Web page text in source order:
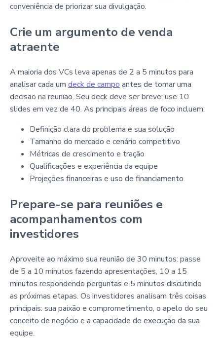
conveniência de priorizar sua divulgação.
Crie um argumento de venda
atraente
A maioria dos VCs leva apenas de 2 a 5 minutos para
analisar cada um deck de campo antes de tomar uma
decisão na reunião. Seu deck deve ser breve: use 10
slides em vez de 40. As principais áreas de foco incluem:
Definição clara do problema e sua solução
Tamanho do mercado e cenário competitivo
Métricas de crescimento e tração
Qualificações e experiência da equipe
Projeções financeiras e uso de financiamento
Prepare-se para reuniões e
acompanhamentos com
investidores
Aproveite ao máximo sua reunião de 30 minutos: passe
de 5 a 10 minutos fazendo apresentações, 10 a 15
minutos respondendo perguntas e 5 minutos discutindo
as próximas etapas. Os investidores analisam três coisas
principais: sua paixão e comprometimento, o apelo do seu
conceito de negócio e a capacidade de execução da sua
equipe.